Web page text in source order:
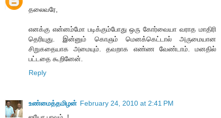
தலைவரே,
எனக்கு என்னம்மோ படிக்கும்போது ஒரு கோர்வையா வராத மாதிரி
தெரியுது. இன்னும் கொஞம் மெனக்கெட்டால் அருமையான
சிறுகதையாக அமையும். தவறாக எண்ண வேண்டாம். மனதில்
பட்டதை கூறினேன்.
Reply
உண்மைத்தமிழன் February 24, 2010 at 2:41 PM